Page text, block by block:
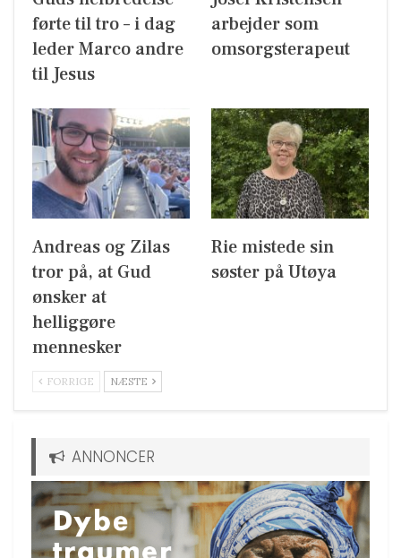
førte til tro – i dag
leder Marco andre
til Jesus
arbejder som
omsorgsterapeut
Andreas og Zilas
tror på, at Gud
ønsker at
helliggøre
mennesker
Rie mistede sin
søster på Utøya
FORRIGE NÆSTE
ANNONCER